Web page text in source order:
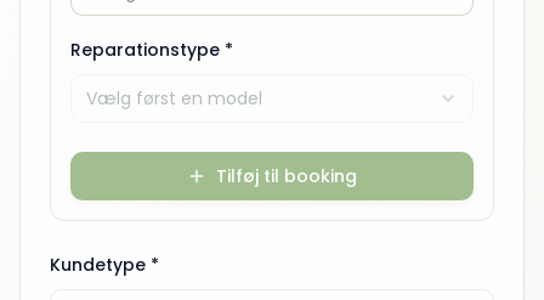
Reparationstype *
Vælg først en model
Tilføj til booking
Kundetype *